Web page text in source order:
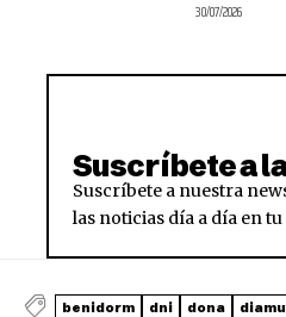
30/07/2026
Suscríbete a
Suscríbete a nuestra
las noticias día a día en
benidorm dni dona